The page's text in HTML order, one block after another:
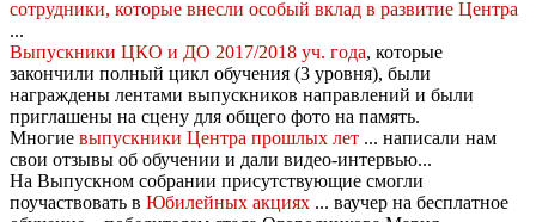
сотрудники, которые внесли особый вклад в развитие Центра
...
Выпускники ЦКО и ДО 2017/2018 уч. года, которые
закончили полный цикл обучения (3 уровня), были
награждены лентами выпускников направлений и были
приглашены на сцену для общего фото на память.
Многие выпускники Центра прошлых лет ... написали нам
свои отзывы об обучении и дали видео-интервью...
На Выпускном собрании присутствующие смогли
поучаствовать в Юбилейных акциях ... ваучер на бесплатное